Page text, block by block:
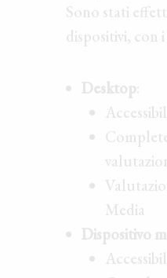
Sono stati
dispositivi, con
Desktop:
Media
Dispositivo